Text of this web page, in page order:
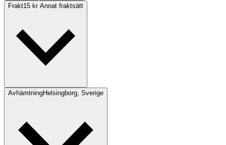
Frakt15 kr Annat fraktsätt
AvhämtningHelsingborg, Sverige